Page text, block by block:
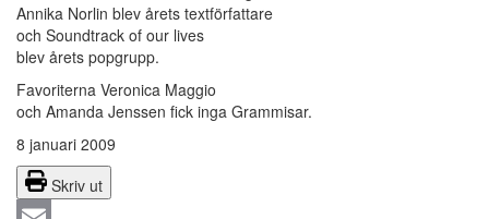
Annika Norlin blev årets textförfattare
och Soundtrack of our lives
blev årets popgrupp.
Favoriterna Veronica Maggio
och Amanda Jenssen fick inga Grammisar.
8 januari 2009
Skriv ut